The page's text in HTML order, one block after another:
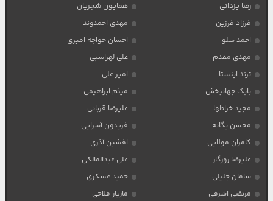
رضا یزدانی
همایون شجریان
فرزاد فرزین
مهدی احمدوند
احمد سلو
احسان خواجه امیری
مهدی مقدم
علی لهراسبی
ترند اینستا
امیر علی
بابک جهانبخش
میثم ابراهیمی
مجید خراطها
علیرضا قربانی
محسن یگانه
فریدون آسرایی
کامران مولایی
افشین آذری
علیرضا روزگار
علی عبدالمالکی
سامان جلیلی
حمید عسکری
مرتضی اشرفی
مازیار فلاحی